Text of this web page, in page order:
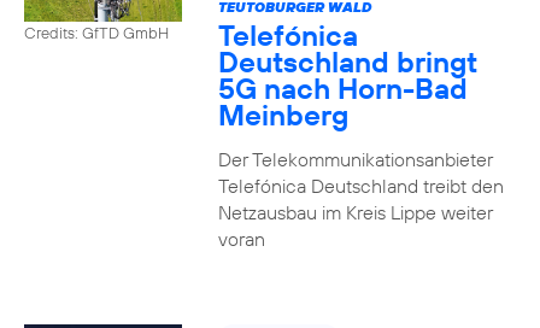
Credits: GfTD GmbH
TEUTOBURGER WALD
Telefónica
Deutschland bringt
5G nach Horn-Bad
Meinberg
Der Telekommunikationsanbieter
Telefónica Deutschland treibt den
Netzausbau im Kreis Lippe weiter
voran